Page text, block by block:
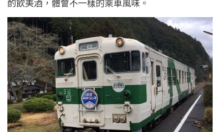
酌飲美酒，體會不一樣的乘車風味。